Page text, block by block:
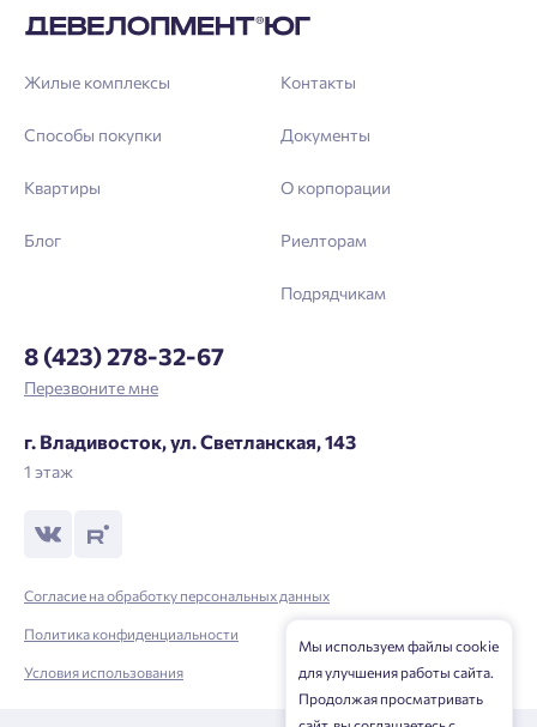
Жилые комплексы
Способы покупки
Квартиры
Блог
Контакты
Документы
О корпорации
Риелторам
Подрядчикам
8 (423) 278-32-67
Перезвоните мне
г. Владивосток, ул. Светланская, 143
1 этаж
Согласие на обработку персональных данных
Политика конфиденциальности
Условия использования
Мы используем файлы cookie
для улучшения работы сайта.
Продолжая просматривать